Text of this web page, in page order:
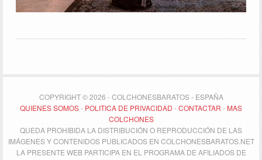
COPYRIGHT © 2026 - COLCHONESBARATOS - ESPAÑA
QUIENES SOMOS- POLITICA DE PRIVACIDAD -CONTACTAR -MAS
COLCHONES
QUEDA PROHIBIDA LA DISTRIBUCIÓN O REPRODUCCIÓN DE LAS
IMÁGENES Y CONTENIDOS PUBLICADOS EN COLCHONESBARATOS.NET
LA PRESENTE WEB PARTICIPA EN EL PROGRAMA DE AFILIADOS DE